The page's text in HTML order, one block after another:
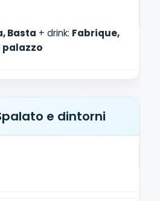
Basta + drink: Fabrique,
palazzo
e dintorni